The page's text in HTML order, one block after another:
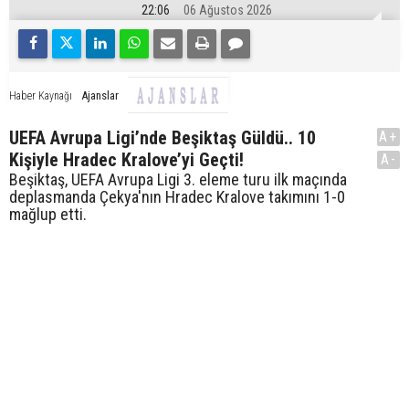
22:06 06 Ağustos 2026
Haber Kaynağı Ajanslar
UEFA Avrupa Ligi’nde Beşiktaş Güldü.. 10
Kişiyle Hradec Kralove’yi Geçti!
Beşiktaş, UEFA Avrupa Ligi 3. eleme turu ilk maçında
deplasmanda Çekya'nın Hradec Kralove takımını 1-0
mağlup etti.
A+
A-